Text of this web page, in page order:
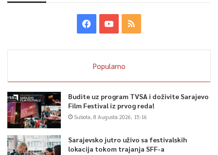
Article Rating
Popularno
Budite uz program TVSA i doživite Sarajevo
Film Festival iz prvog reda!
Subota, 8 Augusta 2026, 15:16
Sarajevsko jutro uživo sa festivalskih
lokacija tokom trajanja SFF-a